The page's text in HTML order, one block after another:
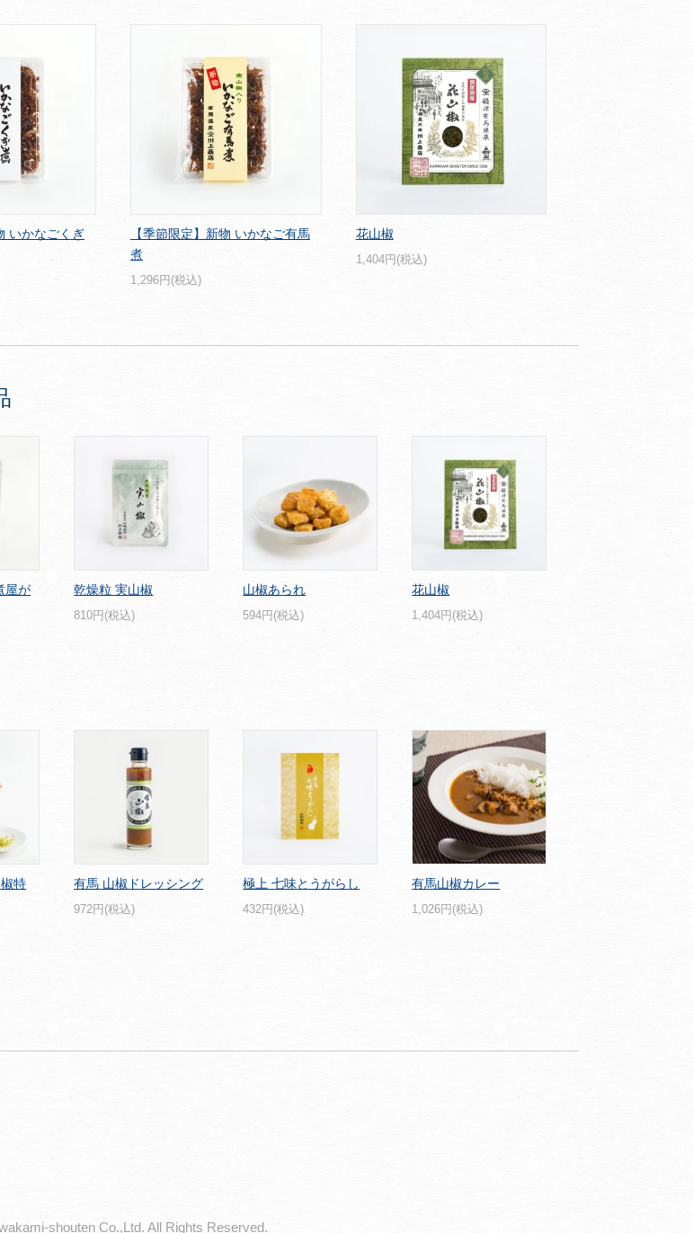
いかなごくぎ
【季節限定】新物 いかなご有馬
煮
1,296円(税込)
花山椒
1,404円(税込)
屋が
乾燥粒 実山椒
810円(税込)
山椒あられ
594円(税込)
花山椒
1,404円(税込)
特
有馬 山椒ドレッシング
972円(税込)
極上 七味とうがらし
432円(税込)
有馬山椒カレー
1,026円(税込)
shouten Co.,Ltd. All Rights Reserved.